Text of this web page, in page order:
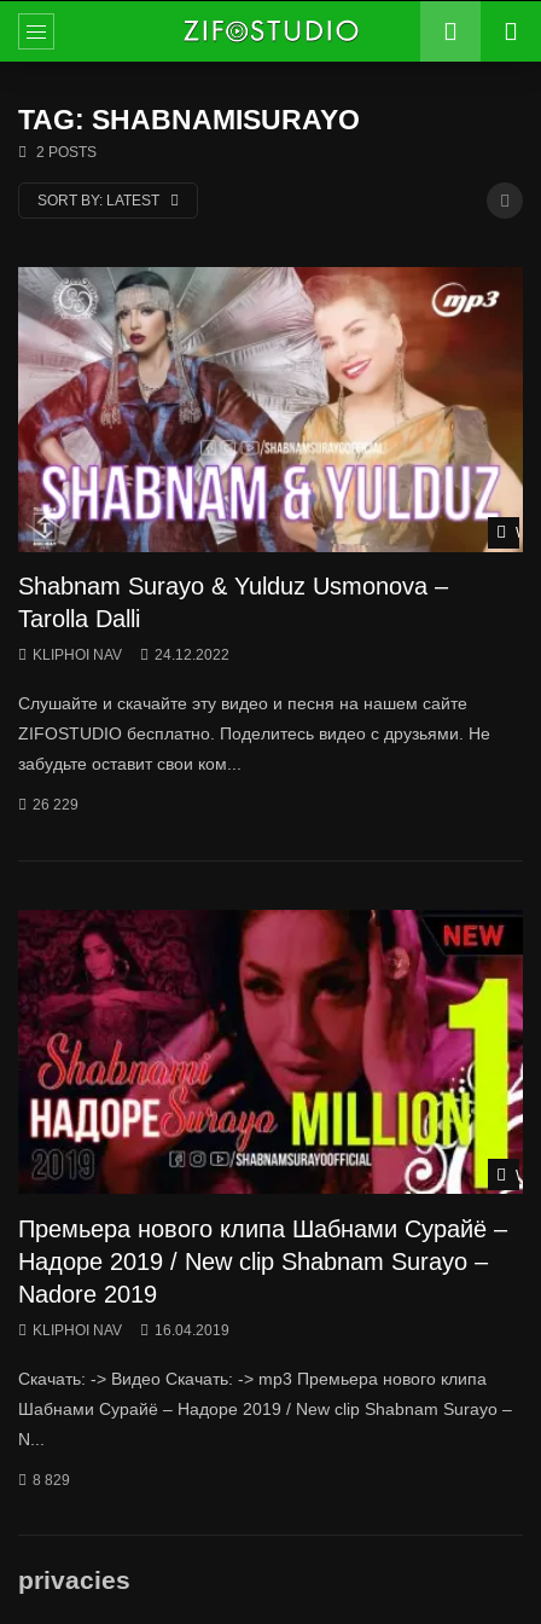
TAG: SHABNAMISURAYO
2 POSTS
SORT BY: LATEST
Shabnam Surayo & Yulduz Usmonova –
Tarolla Dalli
KLIPHOI NAV 24.12.2022
Слушайте и скачайте эту видео и песня на нашем сайте
ZIFOSTUDIO бесплатно. Поделитесь видео с друзьями. Не
забудьте оставит свои ком...
26 229
Премьера нового клипа Шабнами Сурайё –
Надоре 2019 / New clip Shabnam Surayo –
Nadore 2019
KLIPHOI NAV 16.04.2019
Скачать: -> Видео Скачать: -> mp3 Премьера нового клипа
Шабнами Сурайё – Надоре 2019 / New clip Shabnam Surayo –
N...
8 829
privacies